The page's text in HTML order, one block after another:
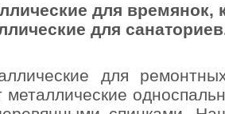
для времянок,
для
для
металлические